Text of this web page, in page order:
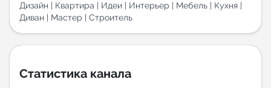
Индекс читаемости каналов в Telegram
Дизайн | Квартира | Идеи | Интерьер | Мебель | Кухня |
Диван | Мастер | Строитель
Статистика канала